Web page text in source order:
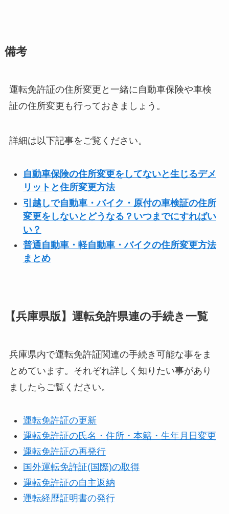
備考
運転免許証の住所変更と一緒に自動車保険や車検
証の住所変更も行っておきましょう。
詳細は以下記事をご覧ください。
自動車保険の住所変更をしてないと生じるデメ
リットと住所変更方法
引越しで自動車・バイク・原付の車検証の住所
変更をしないとどうなる？いつまでにすればい
い？
普通自動車・軽自動車・バイクの住所変更方法
まとめ
【兵庫県版】運転免許県連の手続き一覧
兵庫県内で運転免許証関連の手続き可能な事をま
とめています。それぞれ詳しく知りたい事があり
ましたらご覧ください。
運転免許証の更新
運転免許証の氏名・住所・本籍・生年月日変更
運転免許証の再発行
国外運転免許証(国際)の取得
運転免許証の自主返納
運転経歴証明書の発行